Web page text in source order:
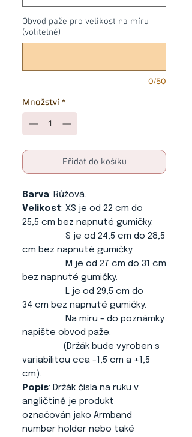
Obvod paže pro velikost na míru
(volitelné)
0/50
Množství *
Přidat do košíku
Barva: Růžová.
Velikost: XS je od 22 cm do
25,5 cm bez napnuté gumičky.
S je od 24,5 cm do 28,5
cm bez napnuté gumičky.
M je od 27 cm do 31 cm
bez napnuté gumičky.
L je od 29,5 cm do
34 cm bez napnuté gumičky.
Na míru - do poznámky
napište obvod paže.
(Držák bude vyroben s
variabilitou cca -1,5 cm a +1,5
cm).
Popis: Držák čísla na ruku v
angličtině je produkt
označován jako Armband
number holder nebo také